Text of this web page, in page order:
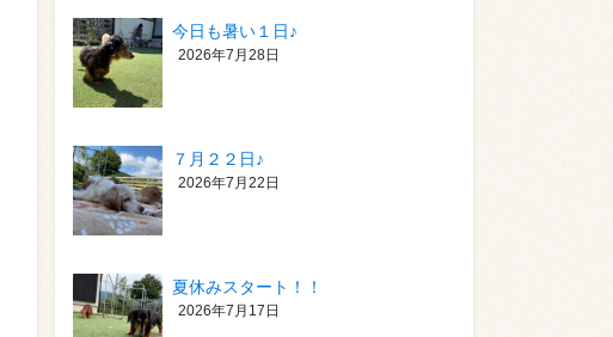
今日も暑い１日♪
2026年7月28日
７月２２日♪
2026年7月22日
夏休みスタート！！
2026年7月17日